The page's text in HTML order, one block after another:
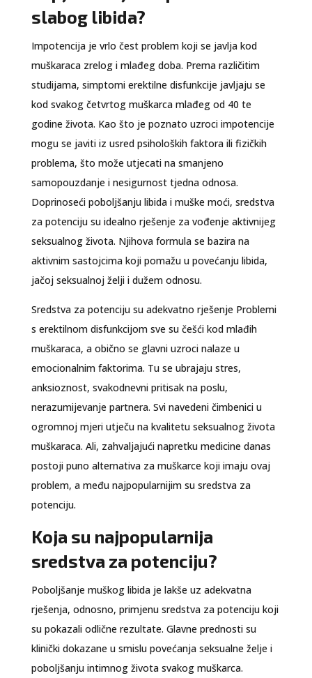
slabog libida?
Impotencija je vrlo čest problem koji se javlja kod
muškaraca zrelog i mlađeg doba. Prema različitim
studijama, simptomi erektilne disfunkcije javljaju se
kod svakog četvrtog muškarca mlađeg od 40 te
godine života. Kao što je poznato uzroci impotencije
mogu se javiti iz usred psiholoških faktora ili fizičkih
problema, što može utjecati na smanjeno
samopouzdanje i nesigurnost tjedna odnosa.
Doprinoseći poboljšanju libida i muške moći, sredstva
za potenciju su idealno rješenje za vođenje aktivnijeg
seksualnog života. Njihova formula se bazira na
aktivnim sastojcima koji pomažu u povećanju libida,
jačoj seksualnoj želji i dužem odnosu.
Sredstva za potenciju su adekvatno rješenje Problemi
s erektilnom disfunkcijom sve su češći kod mlađih
muškaraca, a obično se glavni uzroci nalaze u
emocionalnim faktorima. Tu se ubrajaju stres,
anksioznost, svakodnevni pritisak na poslu,
nerazumijevanje partnera. Svi navedeni čimbenici u
ogromnoj mjeri utječu na kvalitetu seksualnog života
muškaraca. Ali, zahvaljajući napretku medicine danas
postoji puno alternativa za muškarce koji imaju ovaj
problem, a među najpopularnijim su sredstva za
potenciju.
Koja su najpopularnija
sredstva za potenciju?
Poboljšanje muškog libida je lakše uz adekvatna
rješenja, odnosno, primjenu sredstva za potenciju koji
su pokazali odlične rezultate. Glavne prednosti su
klinički dokazane u smislu povećanja seksualne želje i
poboljšanju intimnog života svakog muškarca.